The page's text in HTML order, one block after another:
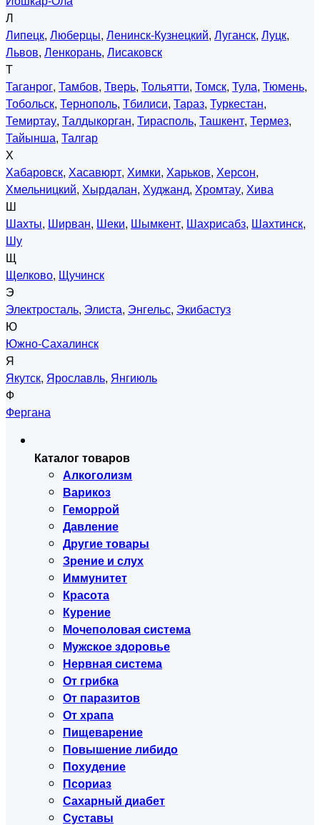
Л
Липецк, Люберцы, Ленинск-Кузнецкий, Луганск, Луцк,
Львов, Ленкорань, Лисаковск
Т
Таганрог, Тамбов, Тверь, Тольятти, Томск, Тула, Тюмень,
Тобольск, Тернополь, Тбилиси, Тараз, Туркестан,
Темиртау, Талдыкорган, Тирасполь, Ташкент, Термез,
Тайынша, Талгар
Х
Хабаровск, Хасавюрт, Химки, Харьков, Херсон,
Хмельницкий, Хырдалан, Худжанд, Хромтау, Хива
Ш
Шахты, Ширван, Шеки, Шымкент, Шахрисабз, Шахтинск,
Шу
Щ
Щелково, Щучинск
Э
Электросталь, Элиста, Энгельс, Экибастуз
Ю
Южно-Сахалинск
Я
Якутск, Ярославль, Янгиюль
Ф
Фергана
Каталог товаров
Алкоголизм
Варикоз
Геморрой
Давление
Другие товары
Зрение и слух
Иммунитет
Красота
Курение
Мочеполовая система
Мужское здоровье
Нервная система
От грибка
От паразитов
От храпа
Пищеварение
Повышение либидо
Похудение
Псориаз
Сахарный диабет
Суставы